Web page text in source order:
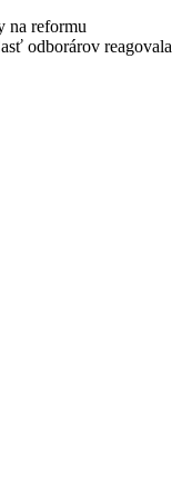
na reformu
odborárov reagovala